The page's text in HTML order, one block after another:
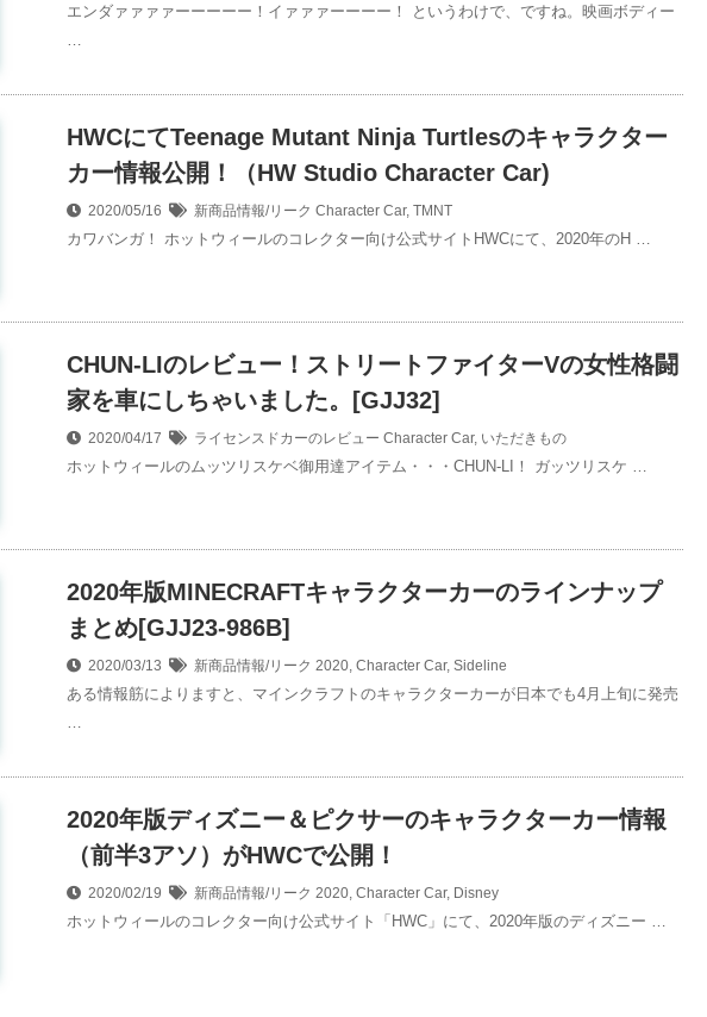
エンダァァァァーーーーー！イァァァーーーー！ というわけで、ですね。映画ボディー
HWCにてTeenage Mutant Ninja Turtlesのキャラクター
カー情報公開！（HW Studio Character Car)
2020/05/16 新商品情報/リーク Character Car, TMNT
カワバンガ！ ホットウィールのコレクター向け公式サイトHWCにて、2020年のH …
CHUN-LIのレビュー！ストリートファイターVの女性格闘
家を車にしちゃいました。[GJJ32]
2020/04/17 ライセンスドカーのレビュー Character Car, いただきもの
ホットウィールのムッツリスケベ御用達アイテム・・・CHUN-LI！ ガッツリスケ …
2020年版MINECRAFTキャラクターカーのラインナップ
まとめ[GJJ23-986B]
2020/03/13 新商品情報/リーク 2020, Character Car, Sideline
ある情報筋によりますと、マインクラフトのキャラクターカーが日本でも4月上旬に発売
2020年版ディズニー＆ピクサーのキャラクターカー情報
（前半3アソ）がHWCで公開！
2020/02/19 新商品情報/リーク 2020, Character Car, Disney
ホットウィールのコレクター向け公式サイト「HWC」にて、2020年版のディズニー …